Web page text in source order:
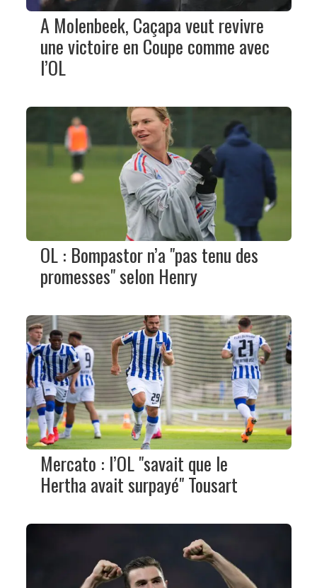
A Molenbeek, Caçapa veut revivre
une victoire en Coupe comme avec
l’OL
OL : Bompastor n’a "pas tenu des
promesses" selon Henry
Mercato : l’OL "savait que le
Hertha avait surpayé" Tousart